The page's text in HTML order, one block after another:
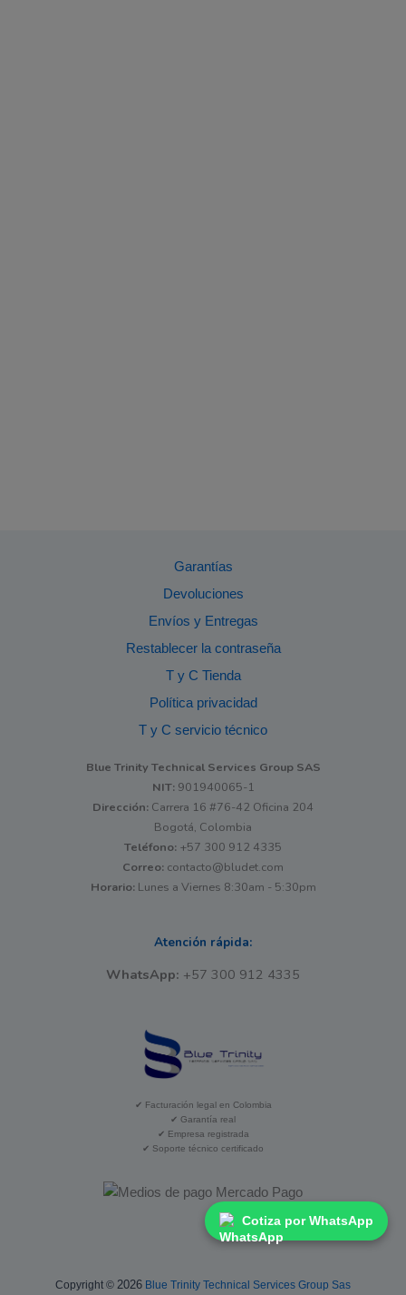
Garantías
Devoluciones
Envíos y Entregas
Restablecer la contraseña
T y C Tienda
Política privacidad
T y C servicio técnico
Blue Trinity Technical Services Group SAS
NIT:901940065-1
Dirección: Carrera 16 #76-42 Oficina 204
Bogotá, Colombia
Teléfono: +57 300 912 4335
Correo: contacto@bludet.com
Horario:Lunes a Viernes 8:30am - 5:30pm
Atención rápida:
WhatsApp: +57 300 912 4335
✔ Facturación legal en Colombia
✔ Garantía real
✔ Empresa registrada
✔ Soporte técnico certificado
Copyright © 2026 Blue Trinity Technical Services Group Sas
Cotiza por WhatsApp